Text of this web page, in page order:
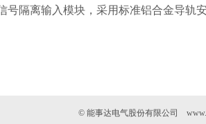
号隔离输入模块，采用标准铝合金导轨
© 能事达电气股份有限公司